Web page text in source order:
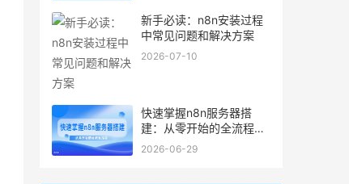
新手必读：n8n安装过程
中常见问题和解决方案
2026-07-10
快速掌握n8n服务器搭
建：从零开始的全流程指
南
2026-06-29